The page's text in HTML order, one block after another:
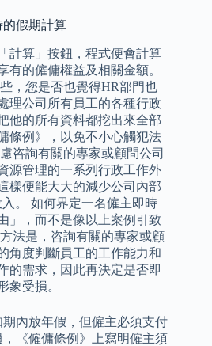
假期計算
計算」按鈕，程式便會計算
有的僱傭權益及相關金額。
，您是否也覺得HR部門也
理公司所有員工的各種行政
他的所有資料都挖出來全部
條例》，以免不小心觸犯法
咨詢有關的專家或顧問公司
源管理的一系列行政工作外
樣便能大大的減少公司內部
。 如何界定一名僱主即時
」，而不是像以上案例引致
法是，咨詢有關的專家或顧
角度判斷員工的工作能力和
的需求，因此再決定是否即
象受損。
內放年假，但僱主必須支付
《僱傭條例》上寫明僱主須